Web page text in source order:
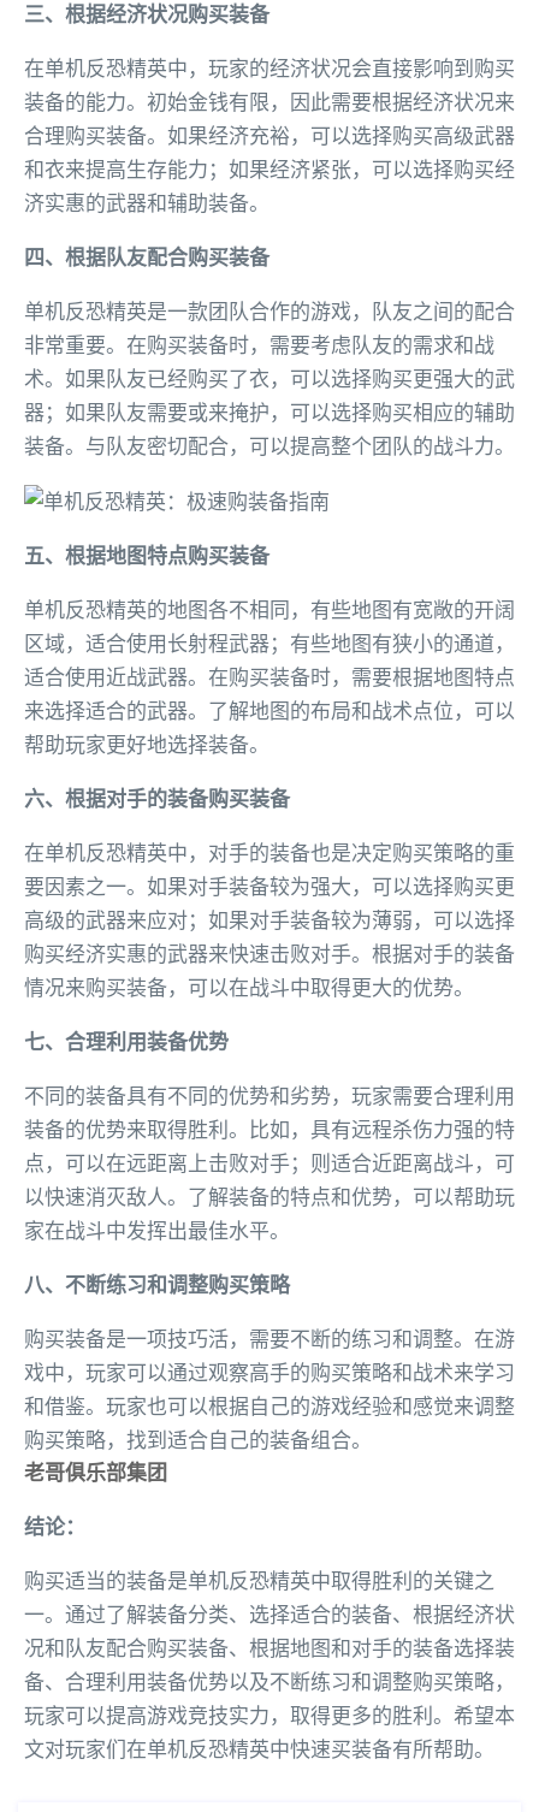
三、根据经济状况购买装备
在单机反恐精英中，玩家的经济状况会直接影响到购买
装备的能力。初始金钱有限，因此需要根据经济状况来
合理购买装备。如果经济充裕，可以选择购买高级武器
和衣来提高生存能力；如果经济紧张，可以选择购买经
济实惠的武器和辅助装备。
四、根据队友配合购买装备
单机反恐精英是一款团队合作的游戏，队友之间的配合
非常重要。在购买装备时，需要考虑队友的需求和战
术。如果队友已经购买了衣，可以选择购买更强大的武
器；如果队友需要或来掩护，可以选择购买相应的辅助
装备。与队友密切配合，可以提高整个团队的战斗力。
五、根据地图特点购买装备
单机反恐精英的地图各不相同，有些地图有宽敞的开阔
区域，适合使用长射程武器；有些地图有狭小的通道，
适合使用近战武器。在购买装备时，需要根据地图特点
来选择适合的武器。了解地图的布局和战术点位，可以
帮助玩家更好地选择装备。
六、根据对手的装备购买装备
在单机反恐精英中，对手的装备也是决定购买策略的重
要因素之一。如果对手装备较为强大，可以选择购买更
高级的武器来应对；如果对手装备较为薄弱，可以选择
购买经济实惠的武器来快速击败对手。根据对手的装备
情况来购买装备，可以在战斗中取得更大的优势。
七、合理利用装备优势
不同的装备具有不同的优势和劣势，玩家需要合理利用
装备的优势来取得胜利。比如，具有远程杀伤力强的特
点，可以在远距离上击败对手；则适合近距离战斗，可
以快速消灭敌人。了解装备的特点和优势，可以帮助玩
家在战斗中发挥出最佳水平。
八、不断练习和调整购买策略
购买装备是一项技巧活，需要不断的练习和调整。在游
戏中，玩家可以通过观察高手的购买策略和战术来学习
和借鉴。玩家也可以根据自己的游戏经验和感觉来调整
购买策略，找到适合自己的装备组合。
老哥俱乐部集团
结论：
购买适当的装备是单机反恐精英中取得胜利的关键之
一。通过了解装备分类、选择适合的装备、根据经济状
况和队友配合购买装备、根据地图和对手的装备选择装
备、合理利用装备优势以及不断练习和调整购买策略，
玩家可以提高游戏竞技实力，取得更多的胜利。希望本
文对玩家们在单机反恐精英中快速买装备有所帮助。